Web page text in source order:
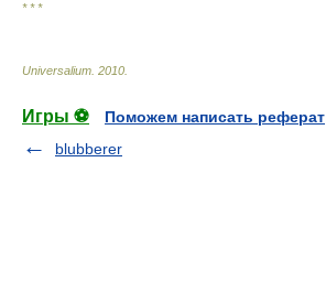
* * *
Universalium 2010
Игры ⚽
Поможем написать реферат
blubberer